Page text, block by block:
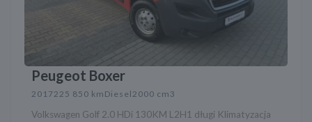
Peugeot Boxer
2017225 850 km Diesel2000 cm3
Volkswagen Golf 2.0 HDi 130KM L2H1 długi Klimatyzacja